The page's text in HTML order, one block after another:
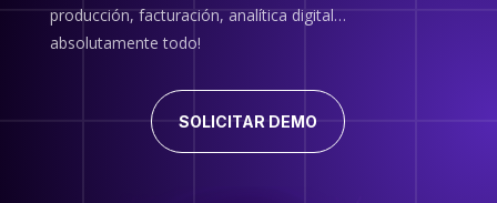
producción, facturación, analítica digital…
absolutamente todo!
SOLICITAR DEMO